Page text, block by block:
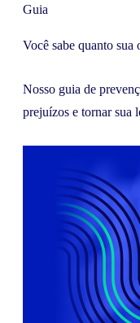
Guia
Você sabe quanto sua
Nosso guia de
prejuízos e tornar sua